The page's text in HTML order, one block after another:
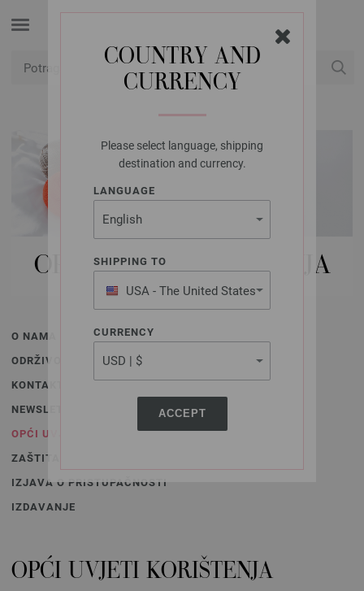
COUNTRY AND
CURRENCY
Please select language, shipping
destination and currency.
LANGUAGE
SHIPPING TO
USA - The United States
of America
CURRENCY
ACCEPT
OPĆI UVJETI KORIŠTENJA
O NAMA
ODRŽIVOST
KONTAKT
NEWSLETTER
OPĆI UVJETI KORIŠTENJA
ZAŠTITA PODATAKA
IZJAVA O PRISTUPAČNOSTI
IZDAVANJE
OPĆI UVJETI KORIŠTENJA